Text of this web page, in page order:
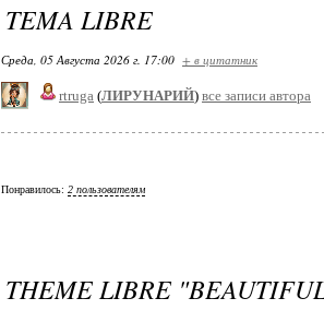
TEMA LIBRE
Среда, 05 Августа 2026 г. 17:00 + в цитатник
rtruga (ЛИРУНАРИЙ) все записи автора
Понравилось: 2 пользователям
THEME LIBRE